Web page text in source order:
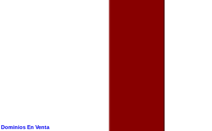
Dominios En Venta